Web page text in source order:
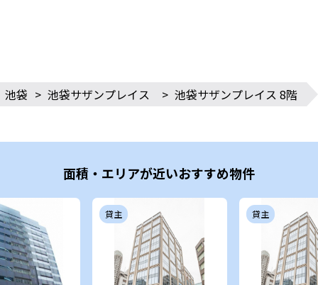
池袋 > 池袋サザンプレイス > 池袋サザンプレイス 8階
面積・エリアが近いおすすめ物件
貸主 貸主